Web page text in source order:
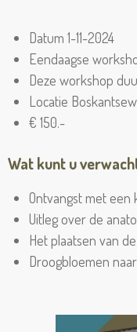
Datum 1-11-2024
Eendaagse
Deze workshop
Locatie
€ 150.-
Wat kunt u
Ontvangst met
Uitleg over de
Het plaatsen van
Droogbloemen